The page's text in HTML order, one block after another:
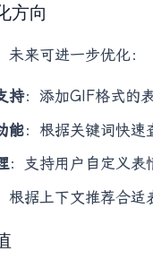
方向
未来可进一步优化：
持：添加GIF格式的
能：根据关键词快速
：支持用户自定义表
根据上下文推荐合适